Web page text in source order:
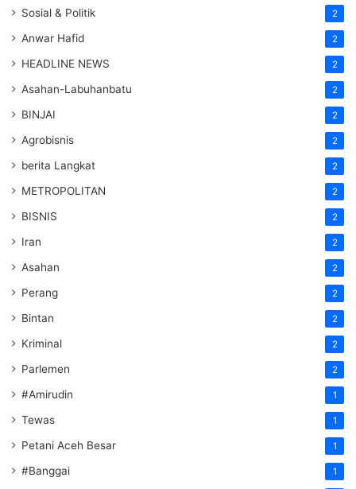
Sosial & Politik 2
Anwar Hafid 2
HEADLINE NEWS 2
Asahan-Labuhanbatu 2
BINJAI 2
Agrobisnis 2
berita Langkat 2
METROPOLITAN 2
BISNIS 2
Iran 2
Asahan 2
Perang 2
Bintan 2
Kriminal 2
Parlemen 2
#Amirudin 1
Tewas 1
Petani Aceh Besar 1
#Banggai 1